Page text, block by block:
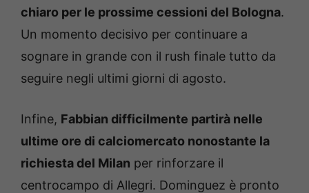
chiaro per le prossime cessioni del Bologna.
Un momento decisivo per continuare a
sognare in grande con il rush finale tutto da
seguire negli ultimi giorni di agosto.
Infine, Fabbian difficilmente partirà nelle
ultime ore di calciomercato nonostante la
richiesta del Milan per rinforzare il
centrocampo di Allegri. Dominguez è pronto